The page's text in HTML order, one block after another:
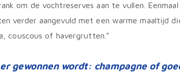
om de vochtreserves aan te vullen.
verder aangevuld met een warme maaltijd
couscous of havergrutten.”
gewonnen wordt: champagne of